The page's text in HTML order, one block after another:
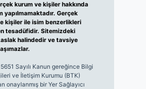
kurum ve kişiler hakkında
yapılmamaktadır. Gerçek
kişiler ile isim benzerlikleri
tesadüfidir. Sitemizdeki
halindedir ve tavsiye
Sayılı Kanun gereğince Bilgi
ve İletişim Kurumu (BTK)
onaylanmış bir Yer Sağlayıcı